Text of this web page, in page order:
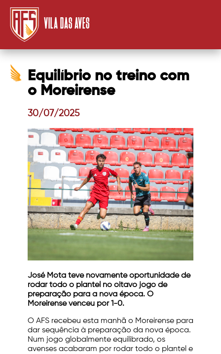
VILA DAS AVES
Equilíbrio no treino com
o Moreirense
30/07/2025
José Mota teve novamente oportunidade de
rodar todo o plantel no oitavo jogo de
preparação para a nova época. O
Moreirense venceu por 1-0.
O AFS recebeu esta manhã o Moreirense para
dar sequência à preparação da nova época.
Num jogo globalmente equilibrado, os
avenses acabaram por rodar todo o plantel e